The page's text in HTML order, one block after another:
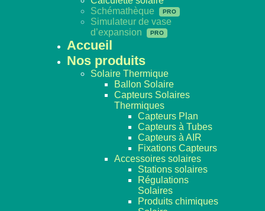
Schémathèque
Simulateur de vase
d’expansion
Accueil
Nos produits
Solaire Thermique
Ballon Solaire
Capteurs Solaires
Thermiques
Capteurs Plan
Capteurs à Tubes
Capteurs à AIR
Fixations Capteurs
Accessoires solaires
Stations solaires
Régulations
Solaires
Produits chimiques